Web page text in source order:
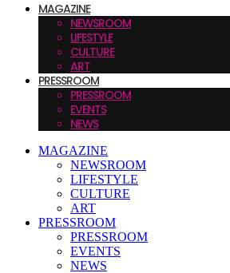
MAGAZINE
NEWSROOM
LIFESTYLE
CULTURE
ART
PRESSROOM
PRESSROOM
EVENTS
NEWS
MAGAZINE
NEWSROOM
LIFESTYLE
CULTURE
ART
PRESSROOM
PRESSROOM
EVENTS
NEWS